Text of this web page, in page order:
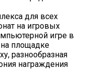
для всех
на игровых
игре в
на площадке
разнообразная
награждения